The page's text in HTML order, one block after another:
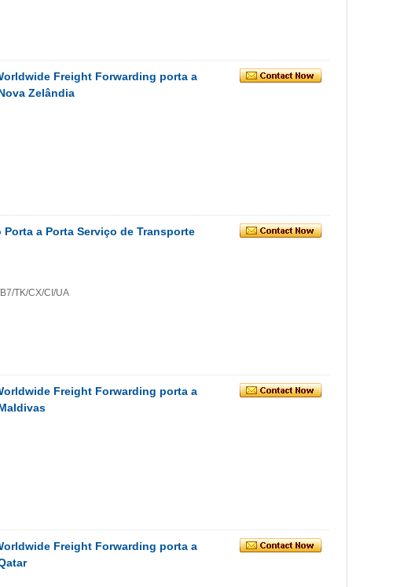
Freight Forwarding porta a
Zelândia
a Porta Serviço de Transporte
TK/CX/CI/UA
Freight Forwarding porta a
Freight Forwarding porta a